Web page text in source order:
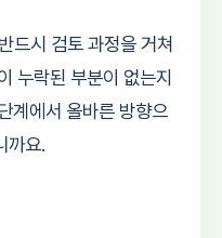
드시 검토 과정을 거쳐
누락된 부분이 없는지
계에서 올바른 방향으
까요.